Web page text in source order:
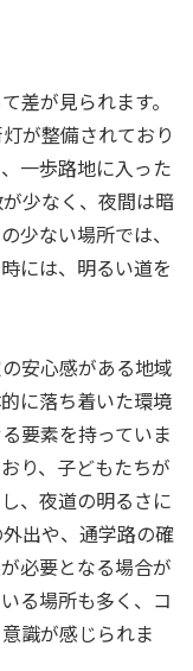
差が見られます。
が整備されており
一歩路地に入った
少なく、夜間は暗
少ない場所では、
には、明るい道を
安心感がある地域
に落ち着いた環境
要素を持っていま
り、子どもたちが
、夜道の明るさに
出や、通学路の確
必要となる場合が
る場所も多く、コ
識が感じられま